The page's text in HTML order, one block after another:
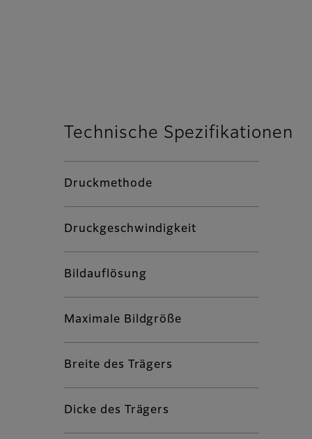
Technische Spezifikationen
Druckmethode
Druckgeschwindigkeit
Bildauflösung
Maximale Bildgröße
Breite des Trägers
Dicke des Trägers